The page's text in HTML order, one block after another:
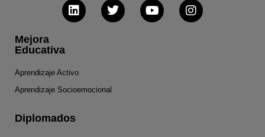
Mejora
Educativa
Aprendizaje Activo
Aprendizaje Socioemocional
Diplomados